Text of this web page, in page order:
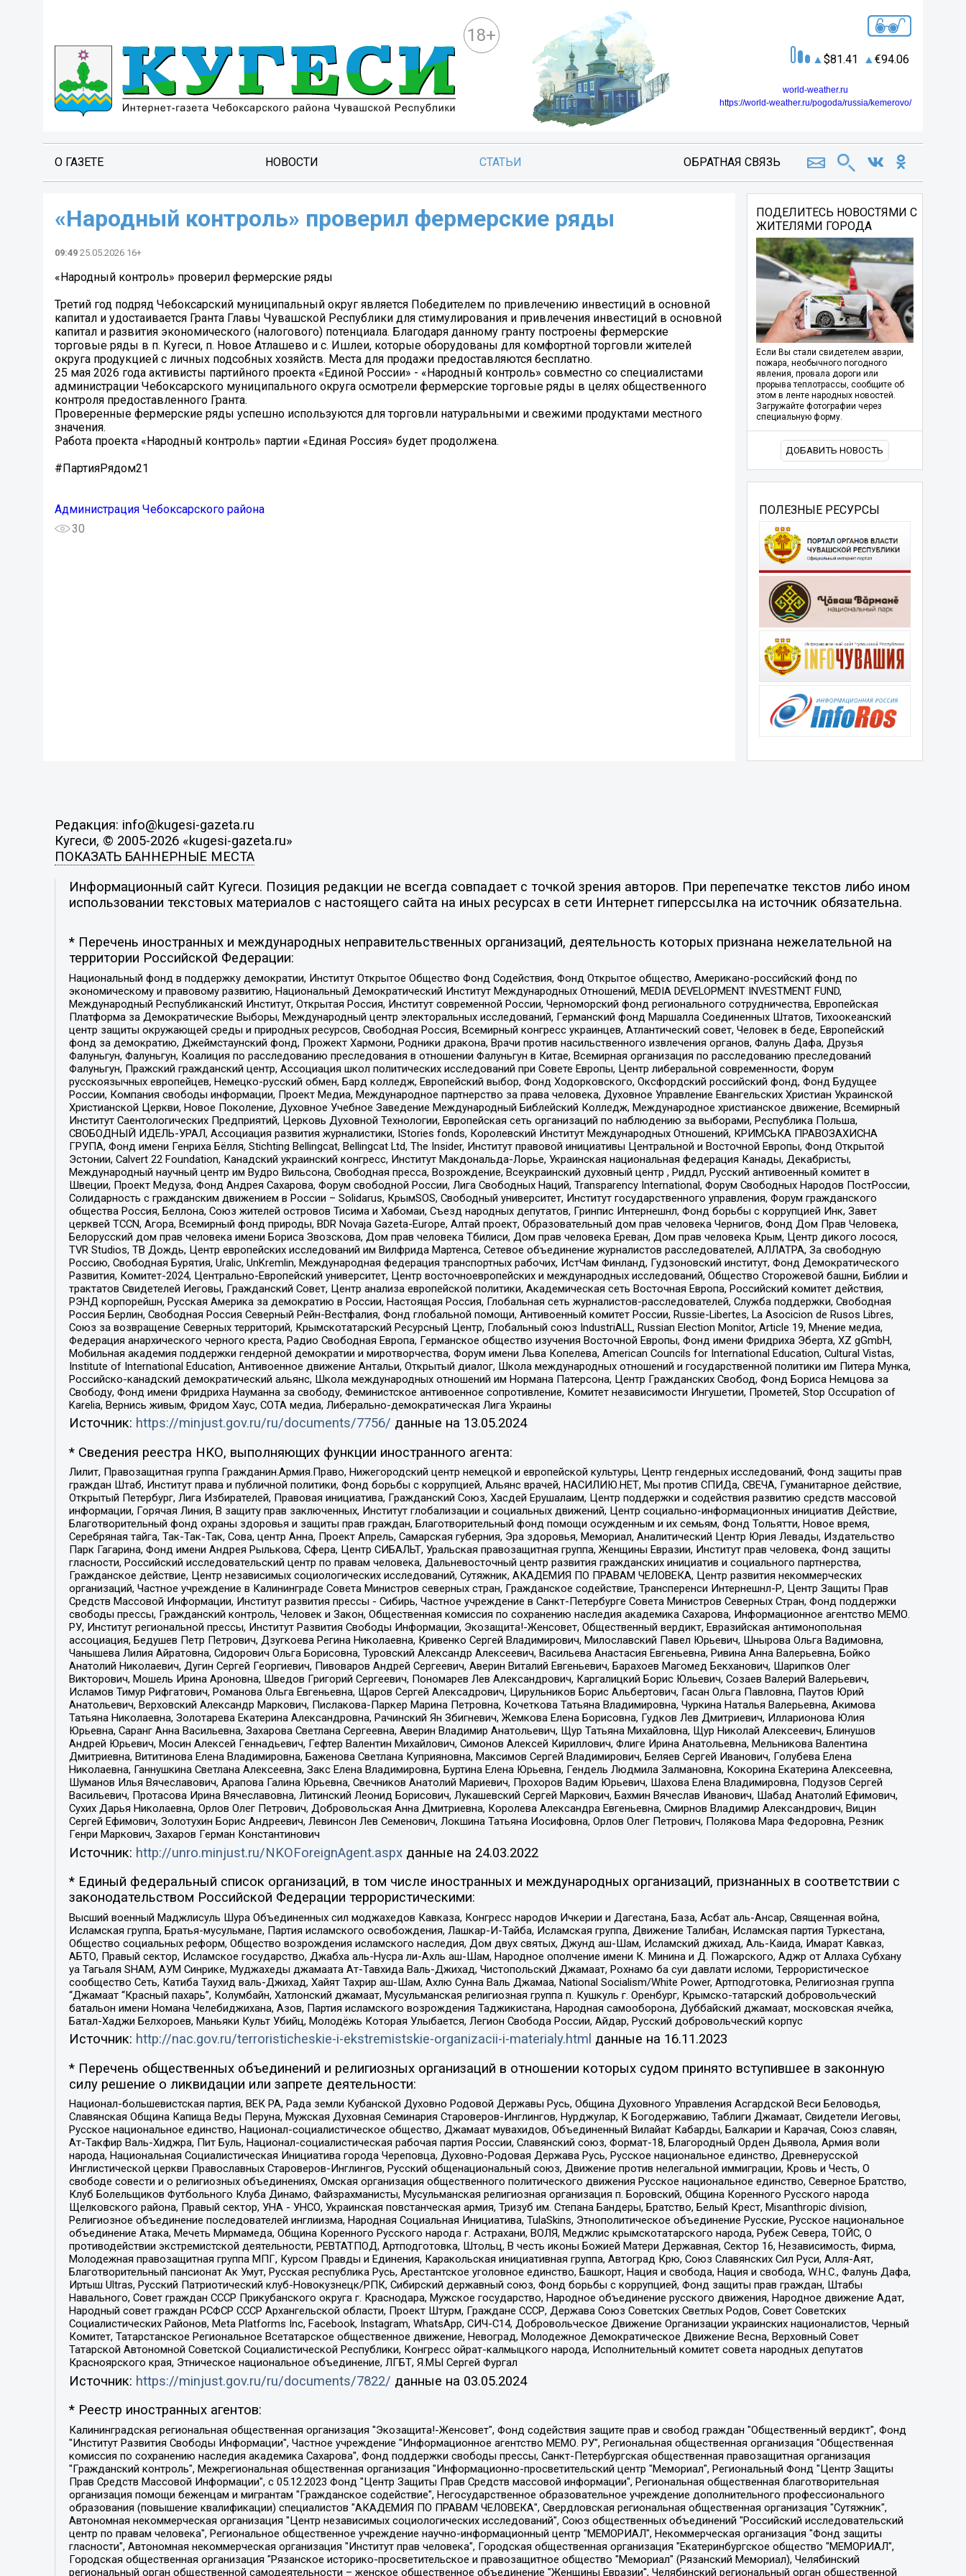
18+
81.41 94.06
world-weather.ru
https://world-weather.ru/pogoda/russia/kemerovo/
О ГАЗЕТЕ НОВОСТИ СТАТЬИ ОБРАТНАЯ СВЯЗЬ
«Народный контроль» проверил фермерские ряды
09:49 25.05.2026 16+
«Народный контроль» проверил фермерские ряды
Третий год подряд Чебоксарский муниципальный округ является Победителем по привлечению инвестиций в основной
капитал и удостаивается Гранта Главы Чувашской Республики для стимулирования и привлечения инвестиций в основной
капитал и развития экономического (налогового) потенциала. Благодаря данному гранту построены фермерские
торговые ряды в п. Кугеси, п. Новое Атлашево и с. Ишлеи, которые оборудованы для комфортной торговли жителей
округа продукцией с личных подсобных хозяйств. Места для продажи предоставляются бесплатно.
25 мая 2026 года активисты партийного проекта «Единой России» - «Народный контроль» совместно со специалистами
администрации Чебоксарского муниципального округа осмотрели фермерские торговые ряды в целях общественного
контроля предоставленного Гранта.
Проверенные фермерские ряды успешно используются для торговли натуральными и свежими продуктами местного
значения.
Работа проекта «Народный контроль» партии «Единая Россия» будет продолжена.
#ПартияРядом21
Администрация Чебоксарского района
30
ПОДЕЛИТЕСЬ НОВОСТЯМИ С
ЖИТЕЛЯМИ ГОРОДА
Если Вы стали свидетелем аварии,
пожара, необычного погодного
явления, провала дороги или
прорыва теплотрассы, сообщите об
этом в ленте народных новостей.
Загружайте фотографии через
специальную форму.
ДОБАВИТЬ НОВОСТЬ
ПОЛЕЗНЫЕ РЕСУРСЫ
Редакция: info@kugesi-gazeta.ru
Кугеси, © 2005-2026 «kugesi-gazeta.ru»
ПОКАЗАТЬ БАННЕРНЫЕ МЕСТА
Информационный сайт Кугеси. Позиция редакции не всегда совпадает с точкой зрения авторов. При перепечатке текстов либо ином
использовании текстовых материалов с настоящего сайта на иных ресурсах в сети Интернет гиперссылка на источник обязательна.
* Перечень иностранных и международных неправительственных организаций, деятельность которых признана нежелательной на
территории Российской Федерации:
Национальный фонд в поддержку демократии, Институт Открытое Общество Фонд Содействия, Фонд Открытое общество, Американо-российский фонд по
экономическому и правовому развитию, Национальный Демократический Институт Международных Отношений, MEDIA DEVELOPMENT INVESTMENT FUND,
Международный Республиканский Институт, Открытая Россия, Институт современной России, Черноморский фонд регионального сотрудничества, Европейская
Платформа за Демократические Выборы, Международный центр электоральных исследований, Германский фонд Маршалла Соединенных Штатов, Тихоокеанский
центр защиты окружающей среды и природных ресурсов, Свободная Россия, Всемирный конгресс украинцев, Атлантический совет, Человек в беде, Европейский
фонд за демократию, Джеймстаунский фонд, Прожект Хармони, Родники дракона, Врачи против насильственного извлечения органов, Фалунь Дафа, Друзья
Фалуньгун, Фалуньгун, Коалиция по расследованию преследования в отношении Фалуньгун в Китае, Всемирная организация по расследованию преследований
Фалуньгун, Пражский гражданский центр, Ассоциация школ политических исследований при Совете Европы, Центр либеральной современности, Форум
русскоязычных европейцев, Немецко-русский обмен, Бард колледж, Европейский выбор, Фонд Ходорковского, Оксфордский российский фонд, Фонд Будущее
России, Компания свободы информации, Проект Медиа, Международное партнерство за права человека, Духовное Управление Евангельских Христиан Украинской
Христианской Церкви, Новое Поколение, Духовное Учебное Заведение Международный Библейский Колледж, Международное христианское движение, Всемирный
Институт Саентологических Предприятий, Церковь Духовной Технологии, Европейская сеть организаций по наблюдению за выборами, Республика Польша,
СВОБОДНЫЙ ИДЕЛЬ-УРАЛ, Ассоциация развития журналистики, IStories fonds, Королевский Институт Международных Отношений, КРИМСЬКА ПРАВОЗАХИСНА
ГРУПА, Фонд имени Генриха Бёлля, Stichting Bellingcat, Bellingcat Ltd, The Insider, Институт правовой инициативы Центральной и Восточной Европы, Фонд Открытой
Эстонии, Calvert 22 Foundation, Канадский украинский конгресс, Институт Макдональда-Лорье, Украинская национальная федерация Канады, Декабристы,
Международный научный центр им Вудро Вильсона, Свободная пресса, Возрождение, Всеукраинский духовный центр , Риддл, Русский антивоенный комитет в
Швеции, Проект Медуза, Фонд Андрея Сахарова, Форум свободной России, Лига Свободных Наций, Transparеncy International, Форум Свободных Народов ПостРоссии,
Солидарность с гражданским движением в России – Solidarus, КрымSOS, Свободный университет, Институт государственного управления, Форум гражданского
общества Россия, Беллона, Союз жителей островов Тисима и Хабомаи, Съезд народных депутатов, Гринпис Интернешнл, Фонд борьбы с коррупцией Инк, Завет
церквей TCCN, Агора, Всемирный фонд природы, BDR Novaja Gazeta-Europe, Алтай проект, Образовательный дом прав человека Чернигов, Фонд Дом Прав Человека,
Белорусский дом прав человека имени Бориса Звозскова, Дом прав человека Тбилиси, Дом прав человека Ереван, Дом прав человека Крым, Центр дикого лосося,
TVR Studios, ТВ Дождь, Центр европейских исследований им Вилфрида Мартенса, Сетевое объединение журналистов расследователей, АЛЛАТРА, За свободную
Россию, Свободная Бурятия, Uralic, UnKremlin, Международная федерация транспортных рабочих, ИстЧам Финланд, Гудзоновский институт, Фонд Демократического
Развития, Комитет-2024, Центрально-Европейский университет, Центр восточноевропейских и международных исследований, Общество Сторожевой башни, Библии и
трактатов Свидетелей Иеговы, Гражданский Совет, Центр анализа европейской политики, Академическая сеть Восточная Европа, Российский комитет действия,
РЭНД корпорейшн, Русская Америка за демократию в России, Настоящая Россия, Глобальная сеть журналистов-расследователей, Служба поддержки, Свободная
Россия Берлин, Свободная Россия Северный Рейн-Вестфалия, Фонд глобальной помощи, Антивоенный комитет России, Russie-Libertes, La Asocicion de Rusos Libres,
Союз за возвращение Северных территорий, Крымскотатарский Ресурсный Центр, Глобальный союз IndustriALL, Russian Election Monitor, Article 19, Мнение медиа,
Федерация анархического черного креста, Радио Свободная Европа, Германское общество изучения Восточной Европы, Фонд имени Фридриха Эберта, XZ gGmbH,
Мобильная академия поддержки гендерной демократии и миротворчества, Форум имени Льва Копелева, American Councils for International Education, Cultural Vistas,
Institute of International Education, Антивоенное движение Антальи, Открытый диалог, Школа международных отношений и государственной политики им Питера Мунка,
Российско-канадский демократический альянс, Школа международных отношений им Нормана Патерсона, Центр Гражданских Свобод, Фонд Бориса Немцова за
Свободу, Фонд имени Фридриха Науманна за свободу, Феминистское антивоенное сопротивление, Комитет независимости Ингушетии, Прометей, Stop Occupation of
Karelia, Вернись живым, Фридом Хаус, СОТА медиа, Либерально-демократическая Лига Украины
Источник: https://minjust.gov.ru/ru/documents/7756/ данные на 13.05.2024
* Сведения реестра НКО, выполняющих функции иностранного агента:
Лилит, Правозащитная группа Гражданин.Армия.Право, Нижегородский центр немецкой и европейской культуры, Центр гендерных исследований, Фонд защиты прав
граждан Штаб, Институт права и публичной политики, Фонд борьбы с коррупцией, Альянс врачей, НАСИЛИЮ.НЕТ, Мы против СПИДа, СВЕЧА, Гуманитарное действие,
Открытый Петербург, Лига Избирателей, Правовая инициатива, Гражданский Союз, Хасдей Ерушалаим, Центр поддержки и содействия развитию средств массовой
информации, Горячая Линия, В защиту прав заключенных, Институт глобализации и социальных движений, Центр социально-информационных инициатив Действие,
Благотворительный фонд охраны здоровья и защиты прав граждан, Благотворительный фонд помощи осужденным и их семьям, Фонд Тольятти, Новое время,
Серебряная тайга, Так-Так-Так, Сова, центр Анна, Проект Апрель, Самарская губерния, Эра здоровья, Мемориал, Аналитический Центр Юрия Левады, Издательство
Парк Гагарина, Фонд имени Андрея Рылькова, Сфера, Центр СИБАЛЬТ, Уральская правозащитная группа, Женщины Евразии, Институт прав человека, Фонд защиты
гласности, Российский исследовательский центр по правам человека, Дальневосточный центр развития гражданских инициатив и социального партнерства,
Гражданское действие, Центр независимых социологических исследований, Сутяжник, АКАДЕМИЯ ПО ПРАВАМ ЧЕЛОВЕКА, Центр развития некоммерческих
организаций, Частное учреждение в Калининграде Совета Министров северных стран, Гражданское содействие, Трансперенси Интернешнл-Р, Центр Защиты Прав
Средств Массовой Информации, Институт развития прессы - Сибирь, Частное учреждение в Санкт-Петербурге Совета Министров Северных Стран, Фонд поддержки
свободы прессы, Гражданский контроль, Человек и Закон, Общественная комиссия по сохранению наследия академика Сахарова, Информационное агентство МЕМО.
РУ, Институт региональной прессы, Институт Развития Свободы Информации, Экозащита!-Женсовет, Общественный вердикт, Евразийская антимонопольная
ассоциация, Бедушев Петр Петрович, Дзугкоева Регина Николаевна, Кривенко Сергей Владимирович, Милославский Павел Юрьевич, Шнырова Ольга Вадимовна,
Чанышева Лилия Айратовна, Сидорович Ольга Борисовна, Туровский Александр Алексеевич, Васильева Анастасия Евгеньевна, Ривина Анна Валерьевна, Бойко
Анатолий Николаевич, Дугин Сергей Георгиевич, Пивоваров Андрей Сергеевич, Аверин Виталий Евгеньевич, Барахоев Магомед Бекханович, Шарипков Олег
Викторович, Мошель Ирина Ароновна, Шведов Григорий Сергеевич, Пономарев Лев Александрович, Каргалицкий Борис Юльевич, Созаев Валерий Валерьевич,
Исламов Тимур Рифгатович, Романова Ольга Евгеньевна, Щаров Сергей Алексадрович, Цирульников Борис Альбертович, Гасан Ольга Павловна, Паутов Юрий
Анатольевич, Верховский Александр Маркович, Пислакова-Паркер Марина Петровна, Кочеткова Татьяна Владимировна, Чуркина Наталья Валерьевна, Акимова
Татьяна Николаевна, Золотарева Екатерина Александровна, Рачинский Ян Збигневич, Жемкова Елена Борисовна, Гудков Лев Дмитриевич, Илларионова Юлия
Юрьевна, Саранг Анна Васильевна, Захарова Светлана Сергеевна, Аверин Владимир Анатольевич, Щур Татьяна Михайловна, Щур Николай Алексеевич, Блинушов
Андрей Юрьевич, Мосин Алексей Геннадьевич, Гефтер Валентин Михайлович, Симонов Алексей Кириллович, Флиге Ирина Анатольевна, Мельникова Валентина
Дмитриевна, Вититинова Елена Владимировна, Баженова Светлана Куприяновна, Максимов Сергей Владимирович, Беляев Сергей Иванович, Голубева Елена
Николаевна, Ганнушкина Светлана Алексеевна, Закс Елена Владимировна, Буртина Елена Юрьевна, Гендель Людмила Залмановна, Кокорина Екатерина Алексеевна,
Шуманов Илья Вячеславович, Арапова Галина Юрьевна, Свечников Анатолий Мариевич, Прохоров Вадим Юрьевич, Шахова Елена Владимировна, Подузов Сергей
Васильевич, Протасова Ирина Вячеславовна, Литинский Леонид Борисович, Лукашевский Сергей Маркович, Бахмин Вячеслав Иванович, Шабад Анатолий Ефимович,
Сухих Дарья Николаевна, Орлов Олег Петрович, Добровольская Анна Дмитриевна, Королева Александра Евгеньевна, Смирнов Владимир Александрович, Вицин
Сергей Ефимович, Золотухин Борис Андреевич, Левинсон Лев Семенович, Локшина Татьяна Иосифовна, Орлов Олег Петрович, Полякова Мара Федоровна, Резник
Генри Маркович, Захаров Герман Константинович
Источник: http://unro.minjust.ru/NKOForeignAgent.aspxданные на 24.03.2022
* Единый федеральный список организаций, в том числе иностранных и международных организаций, признанных в соответствии с
законодательством Российской Федерации террористическими:
Высший военный Маджлисуль Шура Объединенных сил моджахедов Кавказа, Конгресс народов Ичкерии и Дагестана, База, Асбат аль-Ансар, Священная война,
Исламская группа, Братья-мусульмане, Партия исламского освобождения, Лашкар-И-Тайба, Исламская группа, Движение Талибан, Исламская партия Туркестана,
Общество социальных реформ, Общество возрождения исламского наследия, Дом двух святых, Джунд аш-Шам, Исламский джихад, Аль-Каида, Имарат Кавказ,
АБТО, Правый сектор, Исламское государство, Джабха аль-Нусра ли-Ахль аш-Шам, Народное ополчение имени К. Минина и Д. Пожарского, Аджр от Аллаха Субхану
уа Тагьаля SHAM, АУМ Синрике, Муджахеды джамаата Ат-Тавхида Валь-Джихад, Чистопольский Джамаат, Рохнамо ба суи давлати исломи, Террористическое
сообщество Сеть, Катиба Таухид валь-Джихад, Хайят Тахрир аш-Шам, Ахлю Сунна Валь Джамаа, National Socialism/White Power, Артподготовка, Религиозная группа
“Джамаат “Красный пахарь”, Колумбайн, Хатлонский джамаат, Мусульманская религиозная группа п. Кушкуль г. Оренбург, Крымско-татарский добровольческий
батальон имени Номана Челебиджихана, Азов, Партия исламского возрождения Таджикистана, Народная самооборона, Дуббайский джамаат, московская ячейка,
Батал-Хаджи Белхороев, Маньяки Культ Убийц, Молодёжь Которая Улыбается, Легион Свобода России, Айдар, Русский добровольческий корпус
Источник: http://nac.gov.ru/terroristicheskie-i-ekstremistskie-organizacii-i-materialy.html данные на 16.11.2023
* Перечень общественных объединений и религиозных организаций в отношении которых судом принято вступившее в законную
силу решение о ликвидации или запрете деятельности:
Национал-большевистская партия, ВЕК РА, Рада земли Кубанской Духовно Родовой Державы Русь, Община Духовного Управления Асгардской Веси Беловодья,
Славянская Община Капища Веды Перуна, Мужская Духовная Семинария Староверов-Инглингов, Нурджулар, К Богодержавию, Таблиги Джамаат, Свидетели Иеговы,
Русское национальное единство, Национал-социалистическое общество, Джамаат мувахидов, Объединенный Вилайат Кабарды, Балкарии и Карачая, Союз славян,
Ат-Такфир Валь-Хиджра, Пит Буль, Национал-социалистическая рабочая партия России, Славянский союз, Формат-18, Благородный Орден Дьявола, Армия воли
народа, Национальная Социалистическая Инициатива города Череповца, Духовно-Родовая Держава Русь, Русское национальное единство, Древнерусской
Инглистической церкви Православных Староверов-Инглингов, Русский общенациональный союз, Движение против нелегальной иммиграции, Кровь и Честь, О
свободе совести и о религиозных объединениях, Омская организация общественного политического движения Русское национальное единство, Северное Братство,
Клуб Болельщиков Футбольного Клуба Динамо, Файзрахманисты, Мусульманская религиозная организация п. Боровский, Община Коренного Русского народа
Щелковского района, Правый сектор, УНА - УНСО, Украинская повстанческая армия, Тризуб им. Степана Бандеры, Братство, Белый Крест, Misanthropic division,
Религиозное объединение последователей инглиизма, Народная Социальная Инициатива, TulaSkins, Этнополитическое объединение Русские, Русское национальное
объединение Атака, Мечеть Мирмамеда, Община Коренного Русского народа г. Астрахани, ВОЛЯ, Меджлис крымскотатарского народа, Рубеж Севера, ТОЙС, О
противодействии экстремистской деятельности, РЕВТАТПОД, Артподготовка, Штольц, В честь иконы Божией Матери Державная, Сектор 16, Независимость, Фирма,
Молодежная правозащитная группа МПГ, Курсом Правды и Единения, Каракольская инициативная группа, Автоград Крю, Союз Славянских Сил Руси, Алля-Аят,
Благотворительный пансионат Ак Умут, Русская республика Русь, Арестантское уголовное единство, Башкорт, Нация и свобода, Нация и свобода, W.H.С., Фалунь Дафа,
Иртыш Ultras, Русский Патриотический клуб-Новокузнецк/РПК, Сибирский державный союз, Фонд борьбы с коррупцией, Фонд защиты прав граждан, Штабы
Навального, Совет граждан СССР Прикубанского округа г. Краснодара, Мужское государство, Народное объединение русского движения, Народное движение Адат,
Народный совет граждан РСФСР СССР Архангельской области, Проект Штурм, Граждане СССР, Держава Союз Советских Светлых Родов, Совет Советских
Социалистических Районов, Meta Platforms Inc, Facebook, Instagram, WhatsApp, СИЧ-С14, Добровольческое Движение Организации украинских националистов, Черный
Комитет, Татарстанское Региональное Всетатарское общественное движение, Невоград, Молодежное Демократическое Движение Весна, Верховный Совет
Татарской Автономной Советской Социалистической Республики, Конгресс ойрат-калмыцкого народа, Исполнительный комитет совета народных депутатов
Красноярского края, Этническое национальное объединение, ЛГБТ, Я.МЫ Сергей Фургал
Источник: https://minjust.gov.ru/ru/documents/7822/ данные на 03.05.2024
* Реестр иностранных агентов:
Калининградская региональная общественная организация "Экозащита!-Женсовет", Фонд содействия защите прав и свобод граждан "Общественный вердикт", Фонд "Институт Развития Свободы Информации", Частное учреждение "Информационное агентство МЕМО. РУ", Региональная общественная организация "Общественная комиссия по сохранению наследия академика Сахарова", Фонд поддержки свободы прессы, Санкт-Петербургская общественная правозащитная организация "Гражданский контроль", Межрегиональная общественная организация "Информационно-просветительский центр "Мемориал", Региональный Фонд "Центр Защиты Прав Средств Массовой Информации", с 05.12.2023 Фонд "Центр Защиты Прав Средств массовой информации", Региональная общественная благотворительная организация помощи беженцам и мигрантам "Гражданское содействие", Негосударственное образовательное учреждение дополнительного профессионального образования (повышение квалификации) специалистов "АКАДЕМИЯ ПО ПРАВАМ ЧЕЛОВЕКА", Свердловская региональная общественная организация "Сутяжник", Автономная некоммерческая организация "Центр независимых социологических исследований", Союз общественных объединений "Российский исследовательский центр по правам человека", Региональное общественное учреждение научно-информационный центр "МЕМОРИАЛ", Некоммерческая организация "Фонд защиты гласности", Автономная некоммерческая организация "Институт прав человека", Городская общественная организация "Екатеринбургское общество "МЕМОРИАЛ", Городская общественная организация "Рязанское историко-просветительское и правозащитное общество "Мемориал" (Рязанский Мемориал), Челябинский региональный орган общественной самодеятельности – женское общественное объединение "Женщины Евразии", Челябинский региональный орган общественной самодеятельности "Уральская правозащитная группа", Фонд содействия защите здоровья и социальной справедливости имени Андрея Рылькова, Автономная Некоммерческая Организация "Аналитический Центр Юрия Левады", Автономная некоммерческая организация социальной поддержки населения "Проект Апрель", Региональная общественная организация помощи женщинам и детям, находящимся в кризисной ситуации "Информационно-методический центр "Анна", Фонд содействия развитию массовых коммуникаций и правовому просвещению "Так-так-Так", Фонд содействия устойчивому развитию "Серебряная тайга", Свердловский региональный общественный фонд социальных проектов "Новое время", "Idel.Реалии", Кавказ.Реалии, Крым.Реалии, Телеканал Настоящее Время, Татаро-башкирская служба Радио Свобода (Azatliq Radiosi), Радио Свободная Европа/Радио Свобода (PCE/PC), "Сибирь.Реалии", "Фактограф", Благотворительный фонд помощи осужденным и их семьям, Автономная некоммерческая организация "Институт глобализации и социальных движений", Фонд "В защиту прав заключенных", Частное учреждение "Центр поддержки и содействия развитию средств массовой информации", Пензенский региональный общественный благотворительный фонд "Гражданский союз", "Север.Реалии", Некоммерческая организация Фонд "Правовая инициатива", Общество с ограниченной ответственностью "Радио Свободная Европа/Радио Свобода", Чешское информационное агентство "MEDIUM-ORIENT", Красноярская региональная общественная организация "Мы против СПИДа", Камалягин Денис Николаевич, Маркелов Сергей Евгеньевич, Пономарев Лев Александрович, Савицкая Людмила Алексеевна, Автономная некоммерческая организация "Центр по работе с проблемой насилия "НАСИЛИЮ.НЕТ", Межрегиональный профессиональный союз работников здравоохранения "Альянс врачей", Юридическое лицо, зарегистрированное в Латвийской Республике, SIA "Medusa Project" (регистрационный номер 40103797863, дата регистрации 10.06.2014), Некоммерческая организация "Фонд по борьбе с коррупцией", Автономная некоммерческая организация "Институт права и публичной политики", Баданин Роман Сергеевич, Гликин Максим Александрович, Железнова Мария Михайловна, Лукьянова Юлия Сергеевна, Маетная Елизавета Витальевна, Маняхин Петр Борисович, Чуракова Ольга Владимировна, Ярош Юлия Петровна, Юридическое лицо "The Insider SIA", зарегистрированное в Риге, Латвийская Республика (дата регистрации 26.06.2015), являющееся администратором доменного имени интернет-издания "The Insider SIA", https://theins.ru, Постернак Алексей Евгеньевич, Рубин Михаил Аркадьевич, Анин Роман Александрович, Юридическое лицо Istories fonds, зарегистрированное в Латвийской Республике (регистрационный номер 50008295751, дата регистрации 24.02.2020), Великовский Дмитрий Александрович, Долинина Ирина Николаевна, Мароховская Алеся Алексеевна, Шлейнов Роман Юрьевич, Шмагун Олеся Валентиновна, Общество с ограниченной ответственностью "Альтаир 2021", Общество с ограниченной ответственностью "Вега 2021", Общество с ограниченной ответственностью "Главный редактор 2021", Общество с ограниченной ответственностью "Ромашки монолит", Важенков Артем Валерьевич, Ивановская областная общественная организация "Центр гендерных исследований", Гурман Юрий Альбертович, Медиапроект "ОВД-Инфо", Егоров Владимир Владимирович, Жилинский Владимир Александрович, Общество с ограниченной ответственностью "ЗП", Иванова София Юрьевна, Карезина Инна Павловна, Кильтау Екатерина Викторовна, Петров Алексей Викторович, Пискунов Сергей Евгеньевич, Смирнов Сергей Сергеевич, Тихонов Михаил Сергеевич, Общество с ограниченной ответственностью "ЖУРНАЛИСТ-ИНОСТРАННЫЙ АГЕНТ", Арапова Галина Юрьевна, Вольтская Татьяна Анатольевна, Американская компания "Mason G.E.S. Anonymous Foundation" (США), являющаяся владельцем интернет-издания https://mnews.world/, Компания "Stichting Bellingcat", зарегистрированная в Нидерландах (дата регистрации 11.07.2018), Захаров Андрей Вячеславович, Клепиковская Екатерина Дмитриевна, Общество с ограниченной ответственностью "МЕМО", Перл Роман Александрович, Симонов Евгений Алексеевич, Соловьева Елена Анатольевна, Сотников Даниил Владимирович, Сурначева Елизавета Дмитриевна, Автономная некоммерческая организация по защите прав человека и информированию населения "Якутия – Наше Мнение", Общество с ограниченной ответственностью "Москоу диджитал медиа", с 26.01.2023 Общество с ограниченной ответственностью "Чайка Белые сады", Ветошкина Валерия Валерьевна, Заговора Максим Александрович, Межрегиональное общественное движение "Российская ЛГБТ - сеть", Оленичев Максим Владимирович, Павлов Иван Юрьевич, Скворцова Елена Сергеевна, Общество с ограниченной ответственностью "Как бы инагент", Кочетков Игорь Викторович, Общество с ограниченной ответственностью "Честные выборы", Еланчик Олег Александрович, Общество с ограниченной ответственностью "Нобелевский призыв", Гималова Регина Эмилевна, Григорьев Андрей Валерьевич, Григорьева Алина Александровна, Ассоциация по содействию защите прав призывников, альтернативнослужащих и военнослужащих "Правозащитная группа "Гражданин.Армия.Право", Хисамова Регина Фаритовна, Автономная некоммерческая организация по реализации социально-правовых программ "Лилит", Дальневосточное общественное движение "Маяк", Санкт-Петербургская ЛГБТ-инициативная группа "Выход", Инициативная группа ЛГБТ+ "Реверс", Алексеев Андрей Викторович, Бекбулатова Таисия Львовна, Беляев Иван Михайлович, Владыкина Елена Сергеевна, Гельман Марат Александрович, Никульшина Вероника Юрьевна, Толоконникова Надежда Андреевна, Шендерович Виктор Анатольевич, Общество с ограниченной ответственностью "Данное сообщение", Общество с ограниченной ответственностью Издательский дом "Новая глава", Айнбиндер Александра Александровна, Московский комьюнити-центр для ЛГБТ+инициатив, Благотворительный фонд развития филантропии, Deutsche Welle (Германия, Kurt-Schumacher-Strasse 3, 53113 Bonn), Борзунова Мария Михайловна, Воробьев Виктор Викторович, Голубева Анна Львовна, Константинова Алла Михайловна, Малкова Ирина Владимировна, Мурадов Мурад Абдулгалимович, Осетинская Елизавета Николаевна, Понасенков Евгений Николаевич, Ганапольский Матвей Юрьевич, Киселев Евгений Алексеевич, Борухович Ирина Григорьевна, Дремин Иван Тимофеевич, Дубровский Дмитрий Викторович, Красноярская региональная общественная организация поддержки и развития альтернативных образовательных технологий и межкультурных коммуникаций "ИНТЕРРА", Маяковская Екатерина Алексеевна, Фейгин Марк Захарович, Филимонов Андрей Викторович, Дзугкоева Регина Николаевна, Доброхотов Роман Александрович, Дудь Юрий Александрович, Елкин Сергей Владимирович, Кругликов Кирилл Игоревич, Сабунаева Мария Леонидовна, Семенов Алексей Владимирович, Шаинян Карен Багратович, Шульман Екатерина Михайловна, Асафьев Артур Валерьевич, Вахштайн Виктор Семенович, Венедиктов Алексей Алексеевич, Лушникова Екатерина Евгеньевна, Волков Леонид Михайлович, Невзоров Александр Глебович, Пархоменко Сергей Борисович, Сироткин Ярослав Николаевич, Кара-Мурза Владимир Владимирович, Баранова Наталья Владимировна, Гозман Леонид Яковлевич, Кагарлицкий Борис Юльевич, Климарев Михаил Валерьевич, Милов Владимир Станиславович, Автономная некоммерческая организация Краснодарский центр современного искусства "Типография", Моргенштерн Алишер Тагирович, Соболь Любовь Эдуардовна, Общество с ограниченной ответственностью "ЛИЗА НОРМ", Каспаров Гарри Кимович, Ходорковский Михаил Борисович, Общество с ограниченной ответственностью "Апрельские тезисы", Данилович Ирина Брониславовна, Кашин Олег Владимирович, Петров Николай Владимирович, Пивоваров Алексей Владимирович, Соколов Михаил Владимирович, Цветкова Юлия Владимировна, Чичваркин Евгений Александрович, Комитет против пыток/Команда против пыток, Общество с ограниченной ответственностью "Первый научный", Общество с ограниченной ответственностью "Вертолет и ко", Белоцерковская Вероника Борисовна, Кац Максим Евгеньевич, Лазарева Татьяна Юрьевна, Шаведдинов Руслан Табризович, Яшин Илья Валерьевич, Общество с ограниченной ответственностью "Иноагент ААВ", Алешковский Дмитрий Петрович, Альбац Евгения Марковна, Быков Дмитрий Львович, Галямина Юлия Евгеньевна, Лойко Сергей Леонидович, Мартынов Кирилл Константинович, Медведев Сергей Александрович, Крашенинников Федор Геннадиевич, Гордеева Катерина Вл